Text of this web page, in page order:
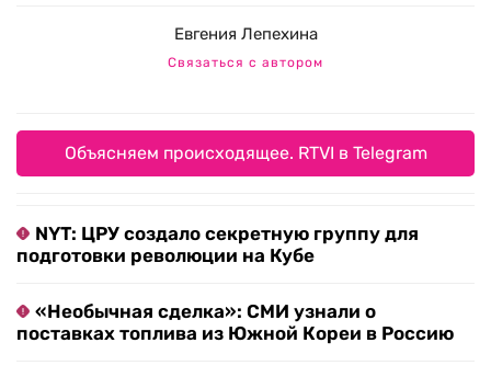
Евгения Лепехина
Связаться с автором
Объясняем происходящее. RTVI в Telegram
NYT: ЦРУ создало секретную группу для
подготовки революции на Кубе
«Необычная сделка»: СМИ узнали о
поставках топлива из Южной Кореи в Россию